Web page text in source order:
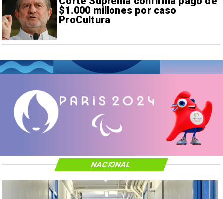
$1.000 millones por caso
ProCultura
NACIONAL